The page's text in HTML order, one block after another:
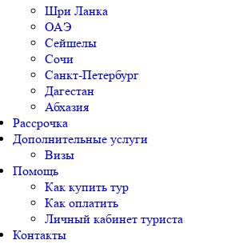
Шри Ланка
ОАЭ
Сейшелы
Сочи
Санкт-Петербург
Дагестан
Абхазия
Рассрочка
Дополнительные услуги
Визы
Помощь
Как купить тур
Как оплатить
Личный кабинет туриста
Контакты